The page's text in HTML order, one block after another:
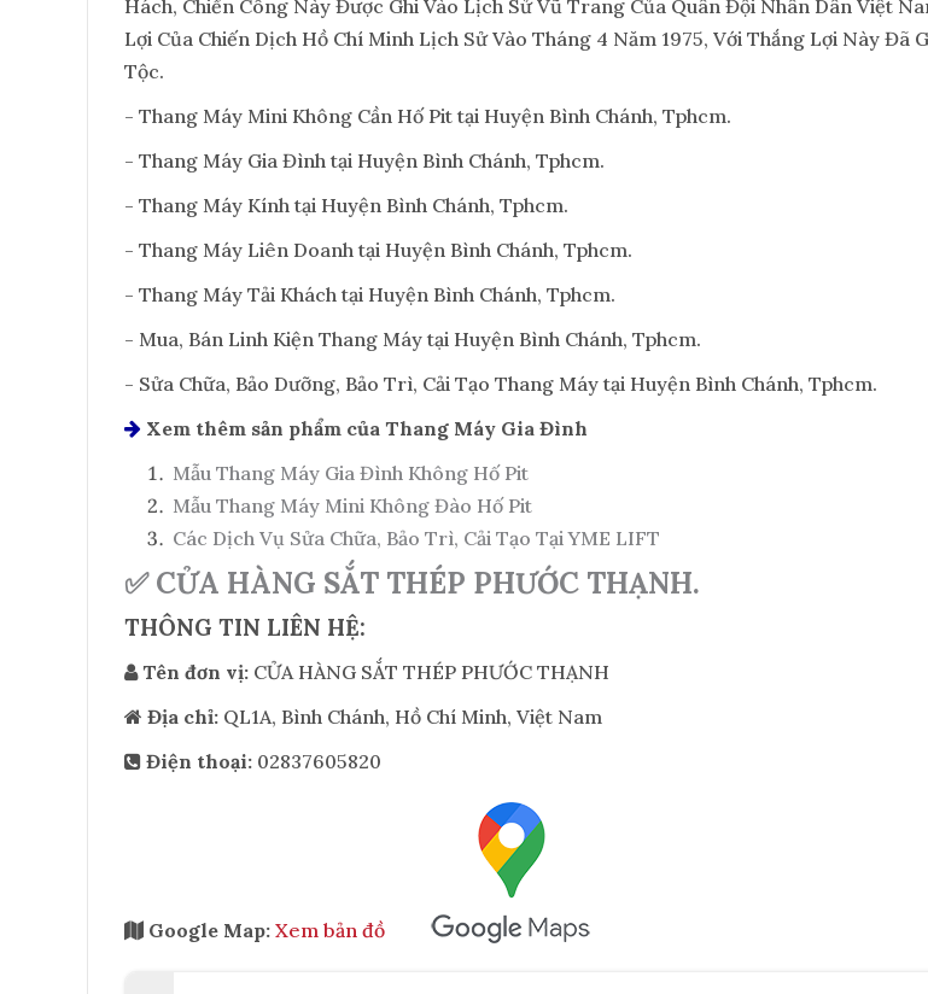
Hách, Chiến Công Này Được Ghi Vào Lịch Sử Vũ Trang Của Quân Đội Nhân Dân Việt
Lợi Của Chiến Dịch Hồ Chí Minh Lịch Sử Vào Tháng 4 Năm 1975, Với Thắng Lợi Này Đã
Tộc.
- Thang Máy Mini Không Cần Hố Pit tại Huyện Bình Chánh, Tphcm.
- Thang Máy Gia Đình tại Huyện Bình Chánh, Tphcm.
- Thang Máy Kính tại Huyện Bình Chánh, Tphcm.
- Thang Máy Liên Doanh tại Huyện Bình Chánh, Tphcm.
- Thang Máy Tải Khách tại Huyện Bình Chánh, Tphcm.
- Mua, Bán Linh Kiện Thang Máy tại Huyện Bình Chánh, Tphcm.
- Sửa Chữa, Bảo Dưỡng, Bảo Trì, Cải Tạo Thang Máy tại Huyện Bình Chánh, Tphcm.
Xem thêm sản phẩm của Thang Máy Gia Đình
Mẫu Thang Máy Gia Đình Không Hố Pit
Mẫu Thang Máy Mini Không Đào Hố Pit
Các Dịch Vụ Sửa Chữa, Bảo Trì, Cải Tạo Tại YME LIFT
✅ CỬA HÀNG SẮT THÉP PHƯỚC THẠNH.
THÔNG TIN LIÊN HỆ:
Tên đơn vị: CỬA HÀNG SẮT THÉP PHƯỚC THẠNH
Địa chỉ: QL1A, Bình Chánh, Hồ Chí Minh, Việt Nam
Điện thoại: 02837605820
Google Map: Xem bản đồ